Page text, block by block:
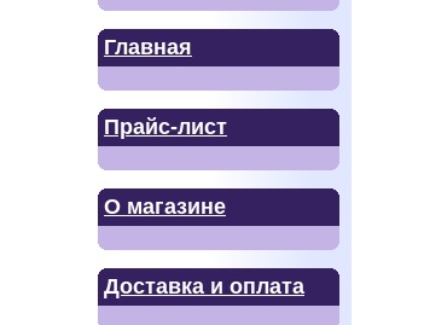
Главная
Прайс-лист
О магазине
Доставка и оплата